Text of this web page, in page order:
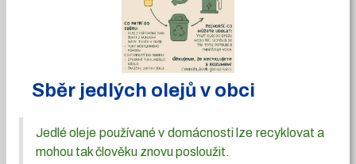
Sběr jedlých olejů v obci
Jedlé oleje používané v domácnosti lze recyklovat a
mohou tak člověku znovu posloužit.